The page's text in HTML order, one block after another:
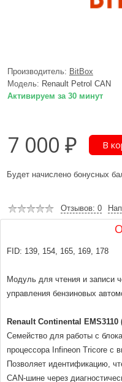
Производитель: BitBox
Модель: Renault Petrol CAN
Активируем за 30 минут
7 000 ₽
Будет начислено бонусных
Отзывов: 0
FID: 139, 154, 165, 169, 178
Модуль для чтения и записи
управления бензиновых
Renault Continental EMS3110
Семейство для работы с
процессора Infineon Tricore с
Позволяет идентификацию,
CAN-шине через